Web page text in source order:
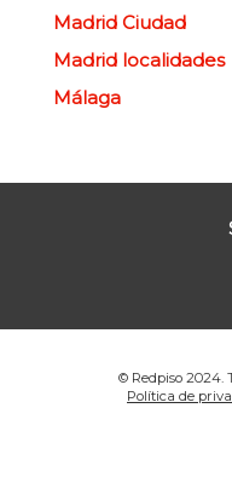
Madrid Ciudad
Madrid localidades
Málaga
© Redpiso 2024.
Política de